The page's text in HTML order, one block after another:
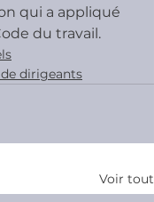
qui a appliqué
du travail.
dirigeants
Voir tout